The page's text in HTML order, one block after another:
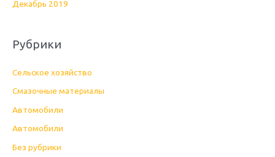
Декабрь 2019
Рубрики
Cельское хозяйство
Cмазочные материалы
Автомобили
Автомобили
Без рубрики